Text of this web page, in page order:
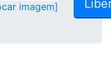
imagem]